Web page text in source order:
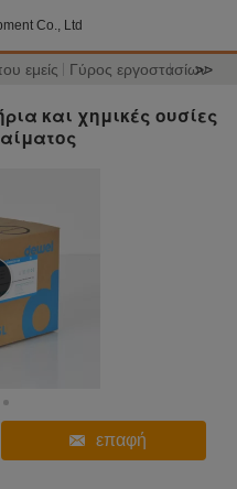
Co., Ltd
εμείς Γύρος εργοστασίων
>>
και χημικές ουσίες
επαφή